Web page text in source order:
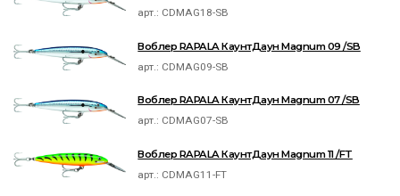
арт.: CDMAG18-SB
Воблер RAPALA КаунтДаун Magnum 09 /SB
арт.: CDMAG09-SB
Воблер RAPALA КаунтДаун Magnum 07 /SB
арт.: CDMAG07-SB
Воблер RAPALA КаунтДаун Magnum 11 /FT
арт.: CDMAG11-FT